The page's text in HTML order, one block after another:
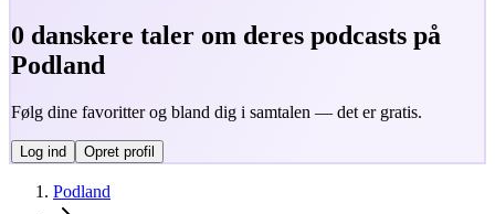
0 danskere taler om deres podcasts på
Podland
Følg dine favoritter og bland dig i samtalen — det er gratis.
Log ind Opret profil
Podland